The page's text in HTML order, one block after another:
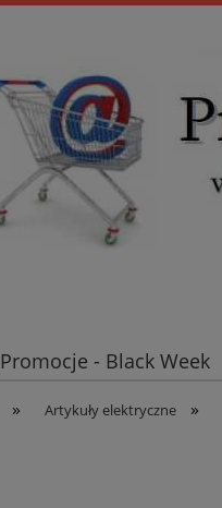
Promocje - Black Week
Koszt wysyłki
Mufy
» Artykuły elektryczne »